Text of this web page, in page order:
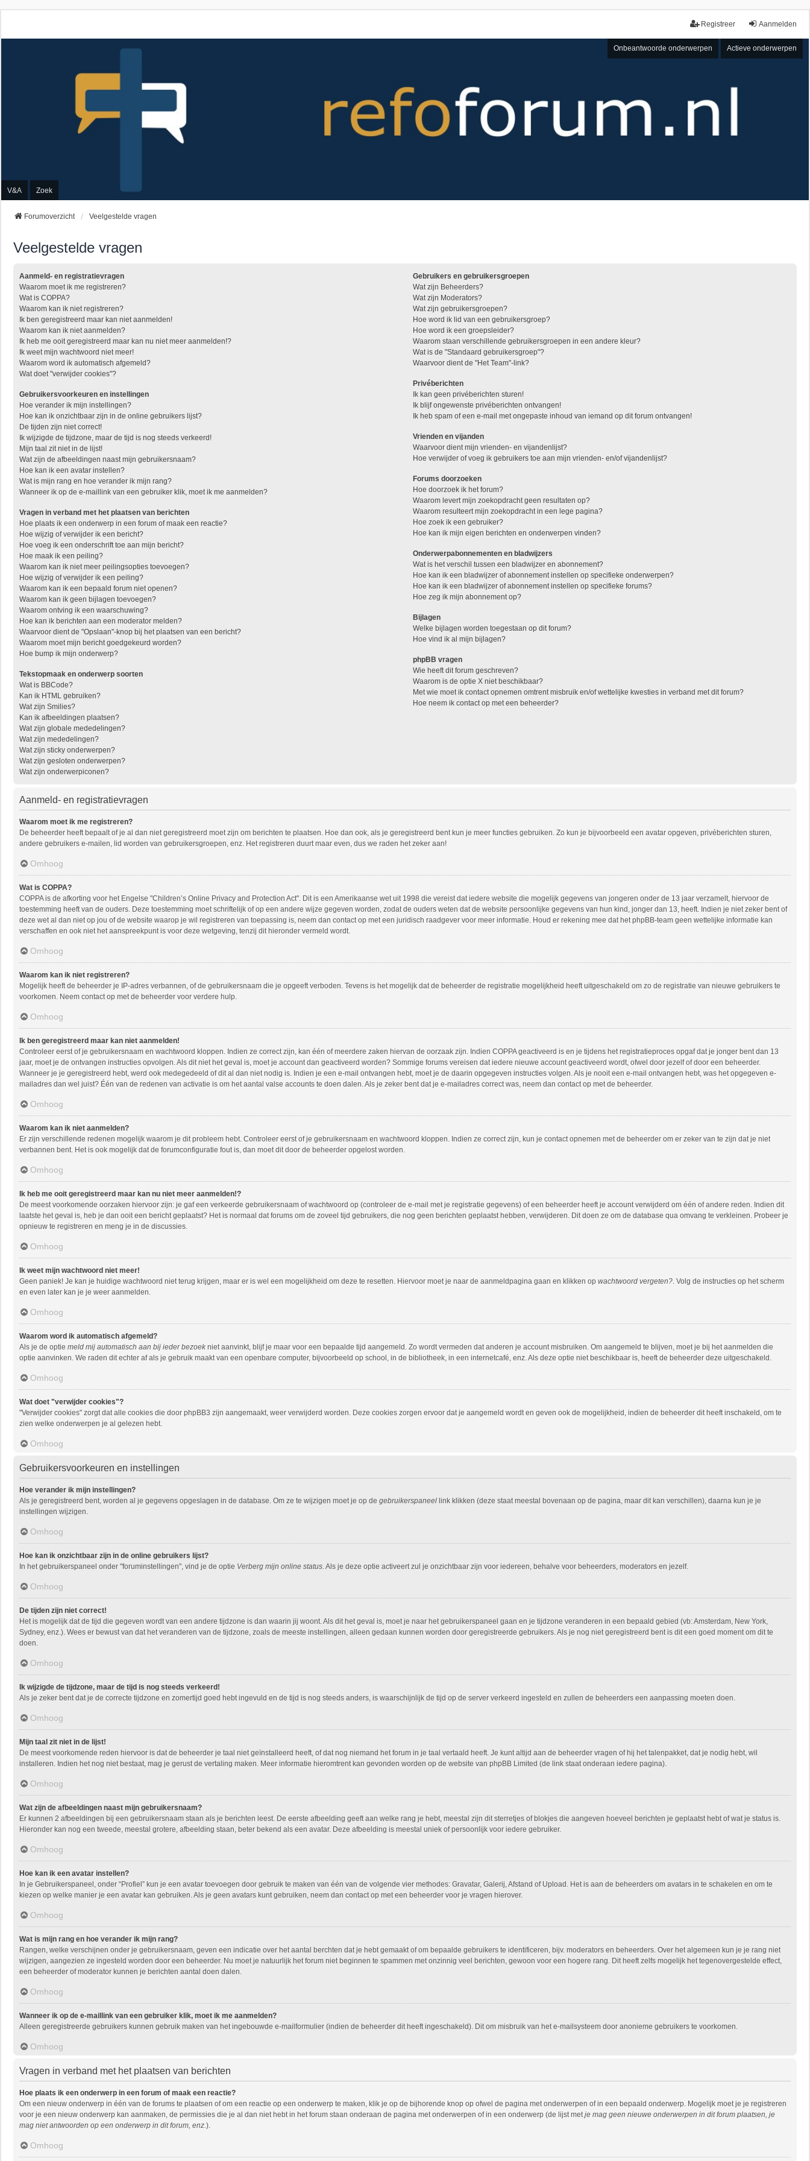
Aanmelden
Registreer
Onbeantwoorde onderwerpen Actieve onderwerpen
V&A Zoek
Forumoverzicht Veelgestelde vragen
Veelgestelde vragen
Aanmeld- en registratievragen
Waarom moet ik me registreren?
Wat is COPPA?
Waarom kan ik niet registreren?
Ik ben geregistreerd maar kan niet aanmelden!
Waarom kan ik niet aanmelden?
Ik heb me ooit geregistreerd maar kan nu niet meer aanmelden!?
Ik weet mijn wachtwoord niet meer!
Waarom word ik automatisch afgemeld?
Wat doet "verwijder cookies"?
Gebruikersvoorkeuren en instellingen
Hoe verander ik mijn instellingen?
Hoe kan ik onzichtbaar zijn in de online gebruikers lijst?
De tijden zijn niet correct!
Ik wijzigde de tijdzone, maar de tijd is nog steeds verkeerd!
Mijn taal zit niet in de lijst!
Wat zijn de afbeeldingen naast mijn gebruikersnaam?
Hoe kan ik een avatar instellen?
Wat is mijn rang en hoe verander ik mijn rang?
Wanneer ik op de e-maillink van een gebruiker klik, moet ik me aanmelden?
Vragen in verband met het plaatsen van berichten
Hoe plaats ik een onderwerp in een forum of maak een reactie?
Hoe wijzig of verwijder ik een bericht?
Hoe voeg ik een onderschrift toe aan mijn bericht?
Hoe maak ik een peiling?
Waarom kan ik niet meer peilingsopties toevoegen?
Hoe wijzig of verwijder ik een peiling?
Waarom kan ik een bepaald forum niet openen?
Waarom kan ik geen bijlagen toevoegen?
Waarom ontving ik een waarschuwing?
Hoe kan ik berichten aan een moderator melden?
Waarvoor dient de "Opslaan"-knop bij het plaatsen van een bericht?
Waarom moet mijn bericht goedgekeurd worden?
Hoe bump ik mijn onderwerp?
Tekstopmaak en onderwerp soorten
Wat is BBCode?
Kan ik HTML gebruiken?
Wat zijn Smilies?
Kan ik afbeeldingen plaatsen?
Wat zijn globale mededelingen?
Wat zijn mededelingen?
Wat zijn sticky onderwerpen?
Wat zijn gesloten onderwerpen?
Wat zijn onderwerpiconen?
Gebruikers en gebruikersgroepen
Wat zijn Beheerders?
Wat zijn Moderators?
Wat zijn gebruikersgroepen?
Hoe word ik lid van een gebruikersgroep?
Hoe word ik een groepsleider?
Waarom staan verschillende gebruikersgroepen in een andere kleur?
Wat is de "Standaard gebruikersgroep"?
Waarvoor dient de "Het Team"-link?
Privéberichten
Ik kan geen privéberichten sturen!
Ik blijf ongewenste privéberichten ontvangen!
Ik heb spam of een e-mail met ongepaste inhoud van iemand op dit forum ontvangen!
Vrienden en vijanden
Waarvoor dient mijn vrienden- en vijandenlijst?
Hoe verwijder of voeg ik gebruikers toe aan mijn vrienden- en/of vijandenlijst?
Forums doorzoeken
Hoe doorzoek ik het forum?
Waarom levert mijn zoekopdracht geen resultaten op?
Waarom resulteert mijn zoekopdracht in een lege pagina?
Hoe zoek ik een gebruiker?
Hoe kan ik mijn eigen berichten en onderwerpen vinden?
Onderwerpabonnementen en bladwijzers
Wat is het verschil tussen een bladwijzer en abonnement?
Hoe kan ik een bladwijzer of abonnement instellen op specifieke onderwerpen?
Hoe kan ik een bladwijzer of abonnement instellen op specifieke forums?
Hoe zeg ik mijn abonnement op?
Bijlagen
Welke bijlagen worden toegestaan op dit forum?
Hoe vind ik al mijn bijlagen?
phpBB vragen
Wie heeft dit forum geschreven?
Waarom is de optie X niet beschikbaar?
Met wie moet ik contact opnemen omtrent misbruik en/of wettelijke kwesties in verband met dit forum?
Hoe neem ik contact op met een beheerder?
Aanmeld- en registratievragen
Waarom moet ik me registreren?
De beheerder heeft bepaalt of je al dan niet geregistreerd moet zijn om berichten te plaatsen. Hoe dan ook, als je geregistreerd bent kun je meer functies gebruiken. Zo kun je bijvoorbeeld een avatar opgeven, privéberichten sturen,
andere gebruikers e-mailen, lid worden van gebruikersgroepen, enz. Het registreren duurt maar even, dus we raden het zeker aan!
Omhoog
Wat is COPPA?
COPPA is de afkorting voor het Engelse "Children’s Online Privacy and Protection Act". Dit is een Amerikaanse wet uit 1998 die vereist dat iedere website die mogelijk gegevens van jongeren onder de 13 jaar verzamelt, hiervoor de
toestemming heeft van de ouders. Deze toestemming moet schriftelijk of op een andere wijze gegeven worden, zodat de ouders weten dat de website persoonlijke gegevens van hun kind, jonger dan 13, heeft. Indien je niet zeker bent of
deze wet al dan niet op jou of de website waarop je wil registreren van toepassing is, neem dan contact op met een juridisch raadgever voor meer informatie. Houd er rekening mee dat het phpBB-team geen wettelijke informatie kan
verschaffen en ook niet het aanspreekpunt is voor deze wetgeving, tenzij dit hieronder vermeld wordt.
Omhoog
Waarom kan ik niet registreren?
Mogelijk heeft de beheerder je IP-adres verbannen, of de gebruikersnaam die je opgeeft verboden. Tevens is het mogelijk dat de beheerder de registratie mogelijkheid heeft uitgeschakeld om zo de registratie van nieuwe gebruikers te
voorkomen. Neem contact op met de beheerder voor verdere hulp.
Omhoog
Ik ben geregistreerd maar kan niet aanmelden!
Controleer eerst of je gebruikersnaam en wachtwoord kloppen. Indien ze correct zijn, kan één of meerdere zaken hiervan de oorzaak zijn. Indien COPPA geactiveerd is en je tijdens het registratieproces opgaf dat je jonger bent dan 13
jaar, moet je de ontvangen instructies opvolgen. Als dit niet het geval is, moet je account dan geactiveerd worden? Sommige forums vereisen dat iedere nieuwe account geactiveerd wordt, ofwel door jezelf of door een beheerder.
Wanneer je je geregistreerd hebt, werd ook medegedeeld of dit al dan niet nodig is. Indien je een e-mail ontvangen hebt, moet je de daarin opgegeven instructies volgen. Als je nooit een e-mail ontvangen hebt, was het opgegeven e-
mailadres dan wel juist? Één van de redenen van activatie is om het aantal valse accounts te doen dalen. Als je zeker bent dat je e-mailadres correct was, neem dan contact op met de beheerder.
Omhoog
Waarom kan ik niet aanmelden?
Er zijn verschillende redenen mogelijk waarom je dit probleem hebt. Controleer eerst of je gebruikersnaam en wachtwoord kloppen. Indien ze correct zijn, kun je contact opnemen met de beheerder om er zeker van te zijn dat je niet
verbannen bent. Het is ook mogelijk dat de forumconfiguratie fout is, dan moet dit door de beheerder opgelost worden.
Omhoog
Ik heb me ooit geregistreerd maar kan nu niet meer aanmelden!?
De meest voorkomende oorzaken hiervoor zijn: je gaf een verkeerde gebruikersnaam of wachtwoord op (controleer de e-mail met je registratie gegevens) of een beheerder heeft je account verwijderd om één of andere reden. Indien dit
laatste het geval is, heb je dan ooit een bericht geplaatst? Het is normaal dat forums om de zoveel tijd gebruikers, die nog geen berichten geplaatst hebben, verwijderen. Dit doen ze om de database qua omvang te verkleinen. Probeer je
opnieuw te registreren en meng je in de discussies.
Omhoog
Ik weet mijn wachtwoord niet meer!
Geen paniek! Je kan je huidige wachtwoord niet terug krijgen, maar er is wel een mogelijkheid om deze te resetten. Hiervoor moet je naar de aanmeldpagina gaan en klikken op wachtwoord vergeten?. Volg de instructies op het scherm
en even later kan je je weer aanmelden.
Omhoog
Waarom word ik automatisch afgemeld?
Als je de optie meld mij automatisch aan bij ieder bezoek niet aanvinkt, blijf je maar voor een bepaalde tijd aangemeld. Zo wordt vermeden dat anderen je account misbruiken. Om aangemeld te blijven, moet je bij het aanmelden die
optie aanvinken. We raden dit echter af als je gebruik maakt van een openbare computer, bijvoorbeeld op school, in de bibliotheek, in een internetcafé, enz. Als deze optie niet beschikbaar is, heeft de beheerder deze uitgeschakeld.
Omhoog
Wat doet "verwijder cookies"?
"Verwijder cookies" zorgt dat alle cookies die door phpBB3 zijn aangemaakt, weer verwijderd worden. Deze cookies zorgen ervoor dat je aangemeld wordt en geven ook de mogelijkheid, indien de beheerder dit heeft inschakeld, om te
zien welke onderwerpen je al gelezen hebt.
Omhoog
Gebruikersvoorkeuren en instellingen
Hoe verander ik mijn instellingen?
Als je geregistreerd bent, worden al je gegevens opgeslagen in de database. Om ze te wijzigen moet je op de gebruikerspaneel link klikken (deze staat meestal bovenaan op de pagina, maar dit kan verschillen), daarna kun je je
instellingen wijzigen.
Omhoog
Hoe kan ik onzichtbaar zijn in de online gebruikers lijst?
In het gebruikerspaneel onder "foruminstellingen", vind je de optie Verberg mijn online status. Als je deze optie activeert zul je onzichtbaar zijn voor iedereen, behalve voor beheerders, moderators en jezelf.
Omhoog
De tijden zijn niet correct!
Het is mogelijk dat de tijd die gegeven wordt van een andere tijdzone is dan waarin jij woont. Als dit het geval is, moet je naar het gebruikerspaneel gaan en je tijdzone veranderen in een bepaald gebied (vb: Amsterdam, New York,
Sydney, enz.). Wees er bewust van dat het veranderen van de tijdzone, zoals de meeste instellingen, alleen gedaan kunnen worden door geregistreerde gebruikers. Als je nog niet geregistreerd bent is dit een goed moment om dit te
doen.
Omhoog
Ik wijzigde de tijdzone, maar de tijd is nog steeds verkeerd!
Als je zeker bent dat je de correcte tijdzone en zomertijd goed hebt ingevuld en de tijd is nog steeds anders, is waarschijnlijk de tijd op de server verkeerd ingesteld en zullen de beheerders een aanpassing moeten doen.
Omhoog
Mijn taal zit niet in de lijst!
De meest voorkomende reden hiervoor is dat de beheerder je taal niet geïnstalleerd heeft, of dat nog niemand het forum in je taal vertaald heeft. Je kunt altijd aan de beheerder vragen of hij het talenpakket, dat je nodig hebt, wil
installeren. Indien het nog niet bestaat, mag je gerust de vertaling maken. Meer informatie hieromtrent kan gevonden worden op de website van phpBB Limited (de link staat onderaan iedere pagina).
Omhoog
Wat zijn de afbeeldingen naast mijn gebruikersnaam?
Er kunnen 2 afbeeldingen bij een gebruikersnaam staan als je berichten leest. De eerste afbeelding geeft aan welke rang je hebt, meestal zijn dit sterretjes of blokjes die aangeven hoeveel berichten je geplaatst hebt of wat je status is.
Hieronder kan nog een tweede, meestal grotere, afbeelding staan, beter bekend als een avatar. Deze afbeelding is meestal uniek of persoonlijk voor iedere gebruiker.
Omhoog
Hoe kan ik een avatar instellen?
In je Gebruikerspaneel, onder “Profiel” kun je een avatar toevoegen door gebruik te maken van één van de volgende vier methodes: Gravatar, Galerij, Afstand of Upload. Het is aan de beheerders om avatars in te schakelen en om te
kiezen op welke manier je een avatar kan gebruiken. Als je geen avatars kunt gebruiken, neem dan contact op met een beheerder voor je vragen hierover.
Omhoog
Wat is mijn rang en hoe verander ik mijn rang?
Rangen, welke verschijnen onder je gebruikersnaam, geven een indicatie over het aantal berchten dat je hebt gemaakt of om bepaalde gebruikers te identificeren, bijv. moderators en beheerders. Over het algemeen kun je je rang niet
wijzigen, aangezien ze ingesteld worden door een beheerder. Nu moet je natuurlijk het forum niet beginnen te spammen met onzinnig veel berichten, gewoon voor een hogere rang. Dit heeft zelfs mogelijk het tegenovergestelde effect,
een beheerder of moderator kunnen je berichten aantal doen dalen.
Omhoog
Wanneer ik op de e-maillink van een gebruiker klik, moet ik me aanmelden?
Alleen geregistreerde gebruikers kunnen gebruik maken van het ingebouwde e-mailformulier (indien de beheerder dit heeft ingeschakeld). Dit om misbruik van het e-mailsysteem door anonieme gebruikers te voorkomen.
Omhoog
Vragen in verband met het plaatsen van berichten
Hoe plaats ik een onderwerp in een forum of maak een reactie?
Om een nieuw onderwerp in één van de forums te plaatsen of om een reactie op een onderwerp te maken, klik je op de bijhorende knop op ofwel de pagina met onderwerpen of in een bepaald onderwerp. Mogelijk moet je je registreren
voor je een nieuw onderwerp kan aanmaken, de permissies die je al dan niet hebt in het forum staan onderaan de pagina met onderwerpen of in een onderwerp (de lijst metje mag geen nieuwe onderwerpen in dit forum plaatsen, je
mag niet antwoorden op een onderwerp in dit forum, enz.).
Omhoog